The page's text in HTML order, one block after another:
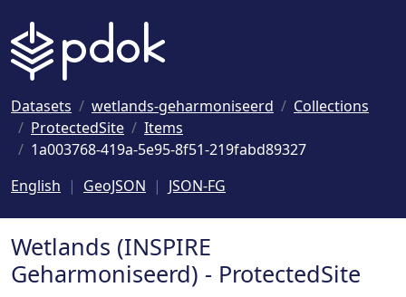
Datasets wetlands-geharmoniseerd
Collections
ProtectedSite
Items
1a003768-419a-5e95-8f51-219fabd89327
English
GeoJSON JSON-FG
Wetlands (INSPIRE
Geharmoniseerd) - ProtectedSite